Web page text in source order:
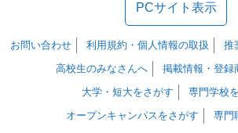
PCサイト表示
お問い合わせ 利用規約・個人情報の取扱 推
高校生のみなさんへ
掲載情報・登録
大学・短大をさがす
専門学校
オープンキャンパスをさがす
専門